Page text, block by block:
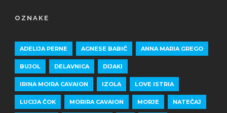
OZNAKE
ADELIJA PERNE AGNESE BABIČ ANNA MARIA GREGO
BUJOL DELAVNICA DIJAKI
IRINA MOIRA CAVAION IZOLA LOVE ISTRIA
LUCIJA ČOK MORIRA CAVAION MORJE NATEČAJ